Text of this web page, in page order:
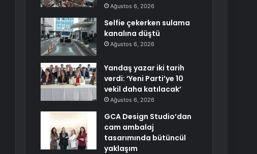
Ağustos 6, 2026
Selfie çekerken sulama
kanalına düştü
Ağustos 6, 2026
Yandaş yazar iki tarih
verdi: ‘Yeni Parti’ye 10
vekil daha katılacak’
Ağustos 6, 2026
GCA Design Studio’dan
cam ambalaj
tasarımında bütüncül
yaklaşım